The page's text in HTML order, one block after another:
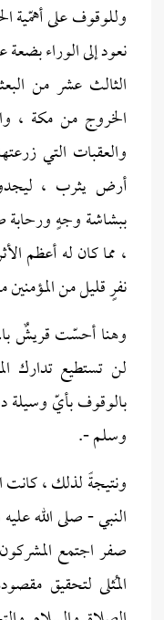
وللوقوف على أهمّية
نعود إلى الوراء بضعة
الثالث عشر من
الخروج من مكة ،
والعقبات التي
أرض يثرب ،
ببشاشة وجهٍ ورحابة
، مما كان له أعظم
نفرٍ قليل من
وهنا أحسّت قريشٌ
لن تستطيع تدارك
بالوقوف بأيّ وسيلة
وسلم -.
ونتيجةً لذلك ، كانت
النبي - صلى الله
صفر اجتمع
المُثلى لتحقيق